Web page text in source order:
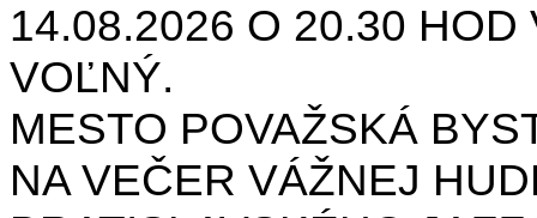
14.08.2026 O 20.30
VOĽNÝ.
MESTO POVAŽSKÁ
NA VEČER VÁŽNEJ